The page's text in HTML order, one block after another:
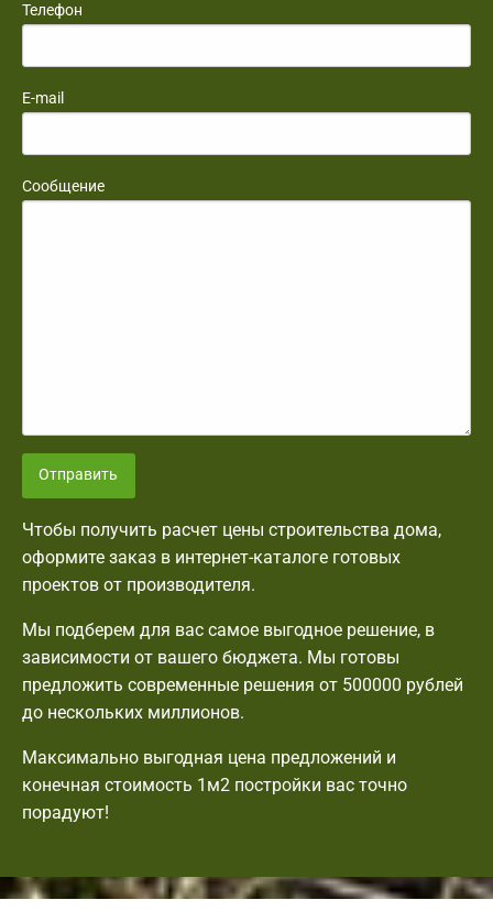
Телефон
E-mail
Сообщение
Отправить
Чтобы получить расчет цены строительства дома,
оформите заказ в интернет-каталоге готовых
проектов от производителя.
Мы подберем для вас самое выгодное решение, в
зависимости от вашего бюджета. Мы готовы
предложить современные решения от 500000 рублей
до нескольких миллионов.
Максимально выгодная цена предложений и
конечная стоимость 1м2 постройки вас точно
порадуют!